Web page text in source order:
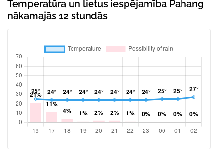
Temperatūra un lietus iespējamība Pahang
nākamajās 12 stundās